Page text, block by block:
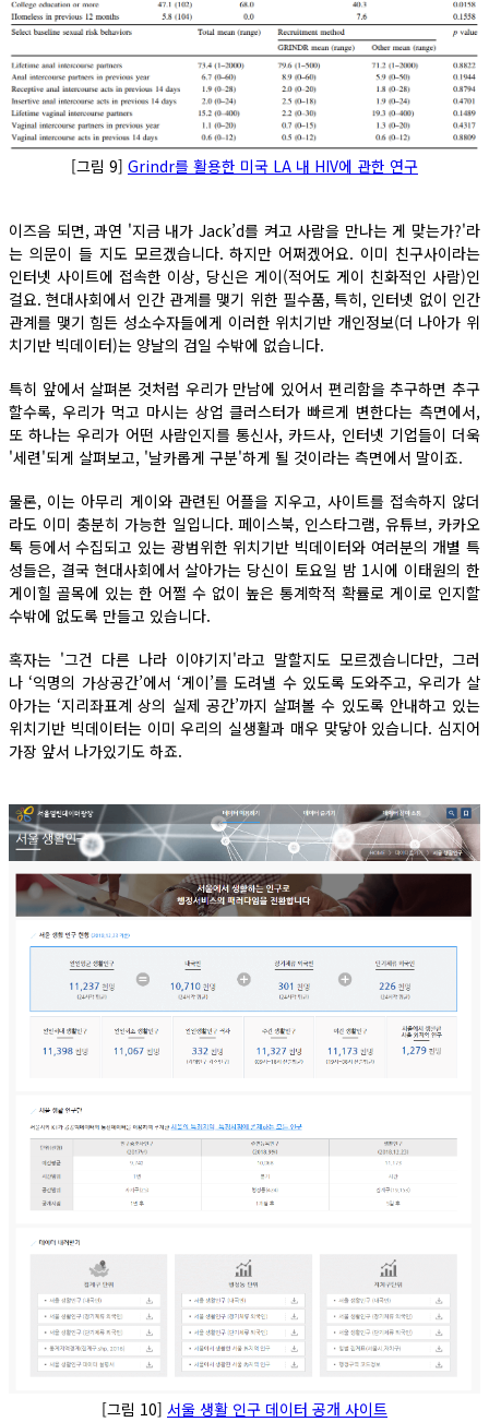
[그림 9] Grindr를 활용한 미국 LA 내 HIV에 관한 연구
이즈음 되면, 과연 '지금 내가 Jack’d를 켜고 사람을 만나는 게 맞는가?'라
는 의문이 들 지도 모르겠습니다. 하지만 어쩌겠어요. 이미 친구사이라는
인터넷 사이트에 접속한 이상, 당신은 게이(적어도 게이 친화적인 사람)인
걸요. 현대사회에서 인간 관계를 맺기 위한 필수품, 특히, 인터넷 없이 인간
관계를 맺기 힘든 성소수자들에게 이러한 위치기반 개인정보(더 나아가 위
치기반 빅데이터)는 양날의 검일 수밖에 없습니다.
특히 앞에서 살펴본 것처럼 우리가 만남에 있어서 편리함을 추구하면 추구
할수록, 우리가 먹고 마시는 상업 클러스터가 빠르게 변한다는 측면에서,
또 하나는 우리가 어떤 사람인지를 통신사, 카드사, 인터넷 기업들이 더욱
'세련'되게 살펴보고, '날카롭게 구분'하게 될 것이라는 측면에서 말이죠.
물론, 이는 아무리 게이와 관련된 어플을 지우고, 사이트를 접속하지 않더
라도 이미 충분히 가능한 일입니다. 페이스북, 인스타그램, 유튜브, 카카오
톡 등에서 수집되고 있는 광범위한 위치기반 빅데이터와 여러분의 개별 특
성들은, 결국 현대사회에서 살아가는 당신이 토요일 밤 1시에 이태원의 한
게이힐 골목에 있는 한 어쩔 수 없이 높은 통계학적 확률로 게이로 인지할
수밖에 없도록 만들고 있습니다.
혹자는 '그건 다른 나라 이야기지'라고 말할지도 모르겠습니다만, 그러
나 ‘익명의 가상공간’에서 ‘게이’를 도려낼 수 있도록 도와주고, 우리가 살
아가는 ‘지리좌표계 상의 실제 공간’까지 살펴볼 수 있도록 안내하고 있는
위치기반 빅데이터는 이미 우리의 실생활과 매우 맞닿아 있습니다. 심지어
가장 앞서 나가있기도 하죠.
[그림 10] 서울 생활 인구 데이터 공개 사이트